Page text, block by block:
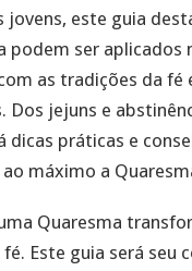
este guia
podem ser aplicados
as tradições da fé
jejuns e
dicas práticas e
máximo a
Quaresma
Este guia será seu